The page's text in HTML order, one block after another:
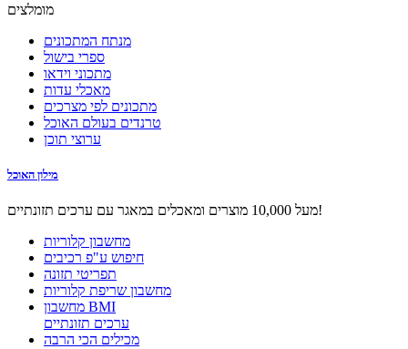
מומלצים
מנתח המתכונים
ספרי בישול
מתכוני וידאו
מאכלי עדות
מתכונים לפי מצרכים
טרנדים בעולם האוכל
ערוצי תוכן
מילון האוכל
מעל 10,000 מוצרים ומאכלים במאגר עם ערכים תזונתיים!
מחשבון קלוריות
חיפוש ע"פ רכיבים
תפריטי תזונה
מחשבון שריפת קלוריות
מחשבון BMI
ערכים תזונתיים
מכילים הכי הרבה